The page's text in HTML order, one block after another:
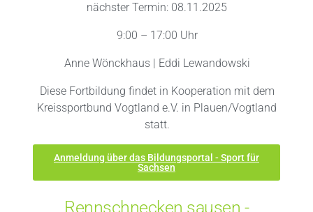
nächster Termin: 08.11.2025
9:00 – 17:00 Uhr
Anne Wönckhaus | Eddi Lewandowski
Diese Fortbildung findet in Kooperation mit dem
Kreissportbund Vogtland e.V. in Plauen/Vogtland
statt.
Anmeldung über das Bildungsportal - Sport für
Sachsen
Rennschnecken sausen -